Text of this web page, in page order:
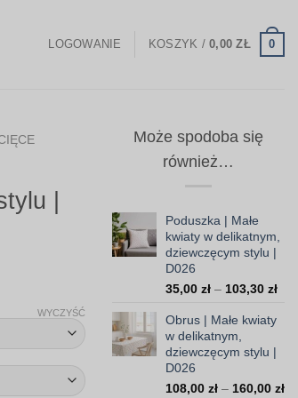
LOGOWANIE KOSZYK /0,00ZŁ 0
|
WYCZYŚĆ
Może spodoba się
również…
Poduszka | Małe
kwiaty w delikatnym,
dziewczęcym stylu |
D026
35,00 zł – 103,30 zł
Obrus | Małe kwiaty
w delikatnym,
dziewczęcym stylu |
D026
108,00 zł – 160,00 zł